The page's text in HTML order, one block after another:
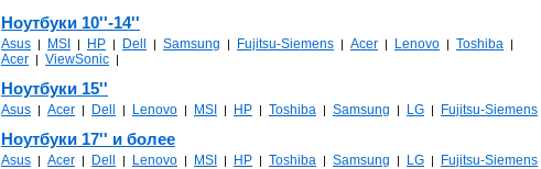
Ноутбуки 10''-14''
Asus | MSI | HP | Dell | Samsung | Fujitsu-Siemens | Acer | Lenovo | Toshiba |
Acer | ViewSonic |
Ноутбуки 15''
Asus | Acer | Dell | Lenovo | MSI | HP | Toshiba | Samsung | LG | Fujitsu-Siemens
Ноутбуки 17'' и более
Asus | Acer | Dell | Lenovo | MSI | HP | Toshiba | Samsung | LG | Fujitsu-Siemens